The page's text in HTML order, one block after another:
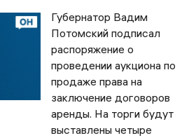
Губернатор Вадим
Потомский подписал
распоряжение о
проведении аукциона по
продаже права на
заключение договоров
аренды. На торги будут
выставлены четыре